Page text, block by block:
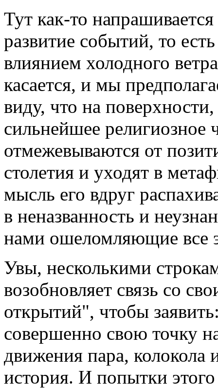
Тут как-то
развитие событий, то
влиянием холодного
касается, и мы
виду, что на
сильнейшее религиозное
отмежевываются от
столетия и уходят в
мысль его вдруг
в неназванность и
нами ошеломляющие все
Увы, несколькими
возобновляет связь со
открытий", чтобы
совершенно свою точку
движения пара, колокола
история. И попытки